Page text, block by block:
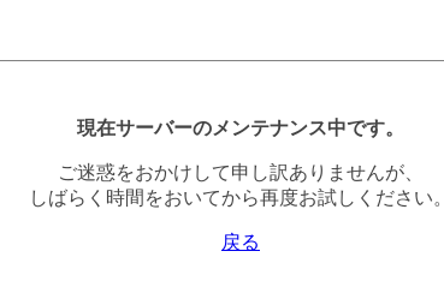
現在サーバーのメンテナンス中です。
ご迷惑をおかけして申し訳ありませんが、
しばらく時間をおいてから再度お試しください。
戻る